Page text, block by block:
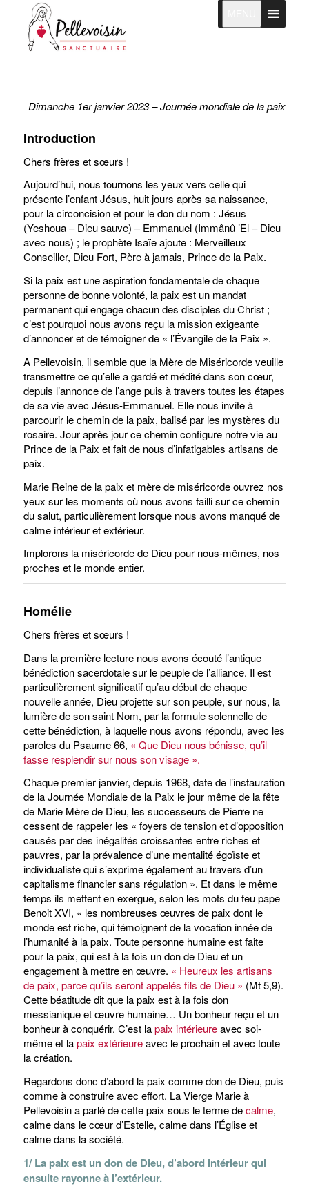
Dimanche 1er janvier 2023 – Journée mondiale de la paix
Introduction
Chers frères et sœurs !
Aujourd’hui, nous tournons les yeux vers celle qui
présente l’enfant Jésus, huit jours après sa naissance,
pour la circoncision et pour le don du nom : Jésus
(Yeshoua – Dieu sauve) – Emmanuel (Immânû ’El – Dieu
avec nous) ; le prophète Isaïe ajoute : Merveilleux
Conseiller, Dieu Fort, Père à jamais, Prince de la Paix.
Si la paix est une aspiration fondamentale de chaque
personne de bonne volonté, la paix est un mandat
permanent qui engage chacun des disciples du Christ ;
c’est pourquoi nous avons reçu la mission exigeante
d’annoncer et de témoigner de « l’Évangile de la Paix ».
A Pellevoisin, il semble que la Mère de Miséricorde veuille
transmettre ce qu’elle a gardé et médité dans son cœur,
depuis l’annonce de l’ange puis à travers toutes les étapes
de sa vie avec Jésus-Emmanuel. Elle nous invite à
parcourir le chemin de la paix, balisé par les mystères du
rosaire. Jour après jour ce chemin configure notre vie au
Prince de la Paix et fait de nous d’infatigables artisans de
paix.
Marie Reine de la paix et mère de miséricorde ouvrez nos
yeux sur les moments où nous avons failli sur ce chemin
du salut, particulièrement lorsque nous avons manqué de
calme intérieur et extérieur.
Implorons la miséricorde de Dieu pour nous-mêmes, nos
proches et le monde entier.
Homélie
Chers frères et sœurs !
Dans la première lecture nous avons écouté l’antique
bénédiction sacerdotale sur le peuple de l’alliance. Il est
particulièrement significatif qu’au début de chaque
nouvelle année, Dieu projette sur son peuple, sur nous, la
lumière de son saint Nom, par la formule solennelle de
cette bénédiction, à laquelle nous avons répondu, avec les
paroles du Psaume 66, « Que Dieu nous bénisse, qu’il
fasse resplendir sur nous son visage ».
Chaque premier janvier, depuis 1968, date de l’instauration
de la Journée Mondiale de la Paix le jour même de la fête
de Marie Mère de Dieu, les successeurs de Pierre ne
cessent de rappeler les « foyers de tension et d’opposition
causés par des inégalités croissantes entre riches et
pauvres, par la prévalence d’une mentalité égoïste et
individualiste qui s’exprime également au travers d’un
capitalisme financier sans régulation ». Et dans le même
temps ils mettent en exergue, selon les mots du feu pape
Benoit XVI, « les nombreuses œuvres de paix dont le
monde est riche, qui témoignent de la vocation innée de
l’humanité à la paix. Toute personne humaine est faite
pour la paix, qui est à la fois un don de Dieu et un
engagement à mettre en œuvre. « Heureux les artisans
de paix, parce qu’ils seront appelés fils de Dieu » (Mt 5,9).
Cette béatitude dit que la paix est à la fois don
messianique et œuvre humaine… Un bonheur reçu et un
bonheur à conquérir. C’est lapaix intérieureavec soi-
même et lapaix extérieureavec le prochain et avec toute
la création.
Regardons donc d’abord la paix comme don de Dieu, puis
comme à construire avec effort. La Vierge Marie à
Pellevoisin a parlé de cette paix sous le terme decalme,
calme dans le cœur d’Estelle, calme dans l’Église et
calme dans la société.
1/ La paix est un don de Dieu, d’abord intérieur qui
ensuite rayonne à l’extérieur.